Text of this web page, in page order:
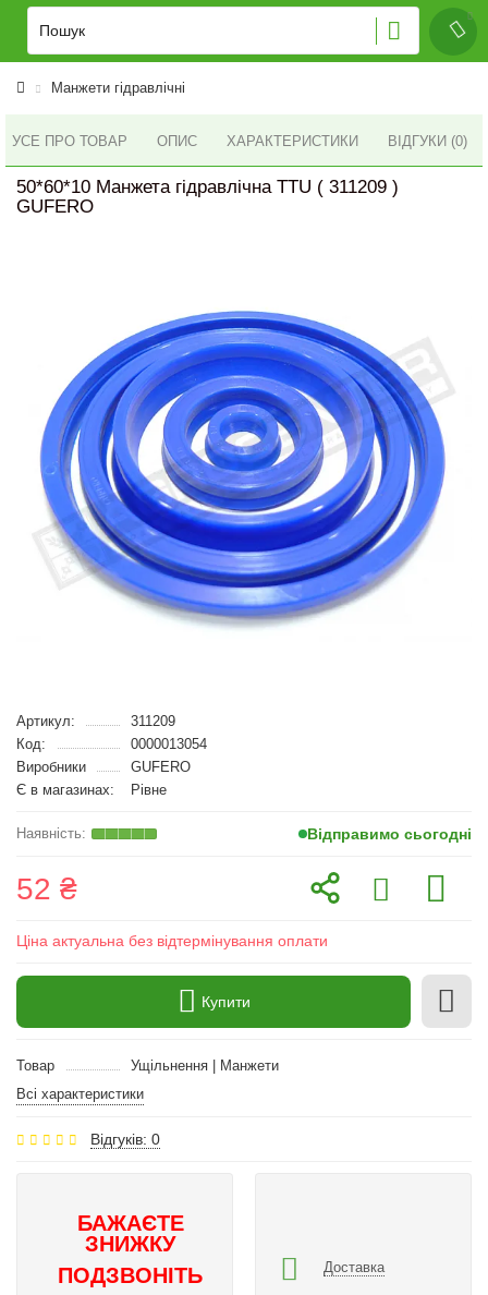
Манжети гідравлічні
УСЕ ПРО ТОВАР ОПИС ХАРАКТЕРИСТИКИ ВІДГУКИ (0)
50*60*10 Манжета гідравлічна TTU ( 311209 )
GUFERO
Артикул:
311209
Код:
0000013054
Виробники
GUFERO
Є в магазинах:
Рівне
Відправимо сьогодні
52 ₴
Ціна актуальна без відтермінування оплати
Купити
Товар
Ущільнення | Манжети
Всі характеристики
Відгуків: 0
БАЖАЄТЕ
ЗНИЖКУ
ПОДЗВОНІТЬ
Доставка